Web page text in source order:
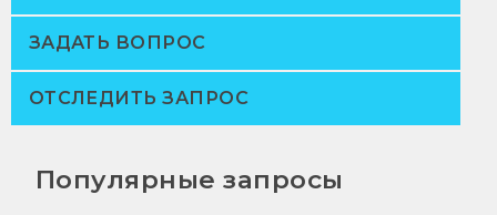
ЗАДАТЬ ВОПРОС
ОТСЛЕДИТЬ ЗАПРОС
Популярные запросы